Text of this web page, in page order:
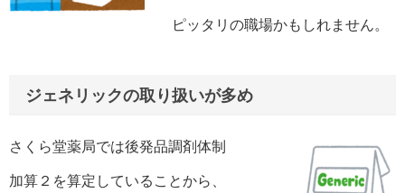
ピッタリの職場かもしれません。
ジェネリックの取り扱いが多め
さくら堂薬局では後発品調剤体制
加算２を算定していることから、